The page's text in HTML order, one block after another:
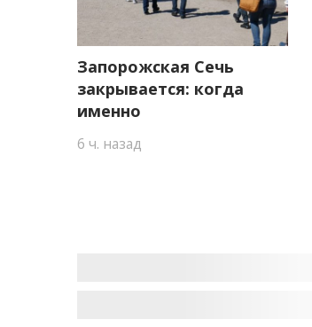
Запорожская Сечь
закрывается: когда
именно
6 ч. назад